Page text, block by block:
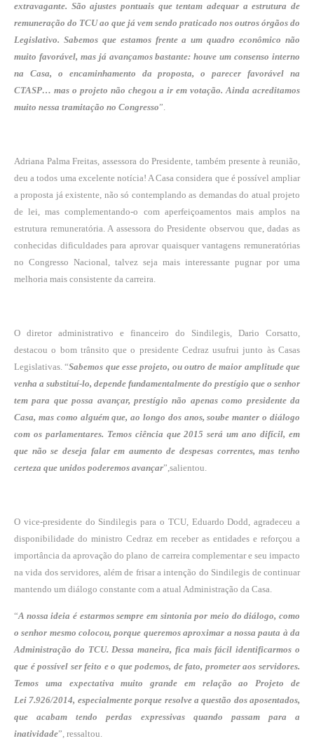
extravagante. São ajustes pontuais que tentam adequar a estrutura de
remuneração do TCU ao que já vem sendo praticado nos outros órgãos do
Legislativo. Sabemos que estamos frente a um quadro econômico não
muito favorável, mas já avançamos bastante: houve um consenso interno
na Casa, o encaminhamento da proposta, o parecer favorável na
CTASP… mas o projeto não chegou a ir em votação. Ainda acreditamos
muito nessa tramitação no Congresso”.
Adriana Palma Freitas, assessora do Presidente, também presente à reunião,
deu a todos uma excelente notícia! A Casa considera queé possível ampliar
a proposta já existente, não só contemplando as demandas do atual projeto
de lei, mas complementando-o com aperfeiçoamentos mais amplos na
estrutura remuneratória. A assessora do Presidente observou que, dadas as
conhecidas dificuldades para aprovar quaisquer vantagens remuneratórias
no Congresso Nacional, talvez seja mais interessante pugnar por uma
melhoria mais consistente da carreira.
O diretor administrativo e financeiro do Sindilegis, Dario Corsatto,
destacou o bom trânsito que o presidente Cedraz usufrui junto às Casas
Legislativas. “Sabemos que esseprojeto, ou outro de maior amplitude que
venha a substituí-lo, depende fundamentalmente do prestígio que o senhor
tem para que possa avançar, prestígio não apenas como presidente da
Casa, mas como alguém que, ao longo dos anos, soube manter o diálogo
com os parlamentares. Temos ciência que 2015 será um ano difícil, em
que não se deseja falar em aumento de despesas correntes, mas tenho
certeza que unidos poderemos avançar”, salientou.
O vice-presidente do Sindilegis para o TCU, Eduardo Dodd, agradeceu a
disponibilidade do ministro Cedraz em receber as entidades e reforçou a
importância da aprovação do plano de carreira complementar e seu impacto
na vida dos servidores, além de frisar a intenção do Sindilegis de continuar
mantendo um diálogo constante com a atual Administração da Casa.
“A nossa ideia é estarmos sempre em sintonia por meio do diálogo, como
o senhor mesmocolocou, porque queremos aproximar a nossa pauta à da
Administração do TCU. Dessamaneira, fica mais fácil identificarmos o
que é possível ser feito e o que podemos, de fato, prometer aos servidores.
Temos uma expectativa muito grande em relação ao Projeto de
Lei 7.926/2014, especialmente porque resolve a questão dos aposentados,
que acabam tendoperdas expressivas quando passam para a
inatividade”, ressaltou.